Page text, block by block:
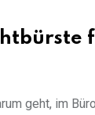
geht, im